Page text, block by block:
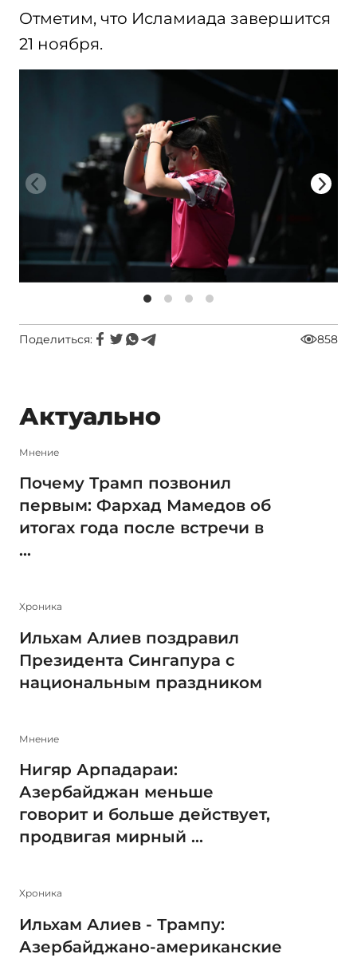
Отметим, что Исламиада завершится
21 ноября.
Поделиться: 858
Актуально
Мнение
Почему Трамп позвонил
первым: Фархад Мамедов об
итогах года после встречи в
...
Xроника
Ильхам Алиев поздравил
Президента Сингапура с
национальным праздником
Мнение
Нигяр Арпадараи:
Азербайджан меньше
говорит и больше действует,
продвигая мирный ...
Xроника
Ильхам Алиев - Трампу:
Азербайджано-американские